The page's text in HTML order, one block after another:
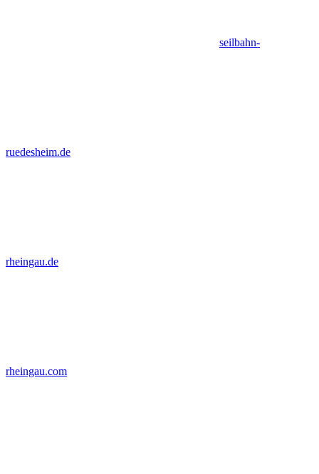
seilbahn-
ruedesheim.de
rheingau.de
rheingau.com